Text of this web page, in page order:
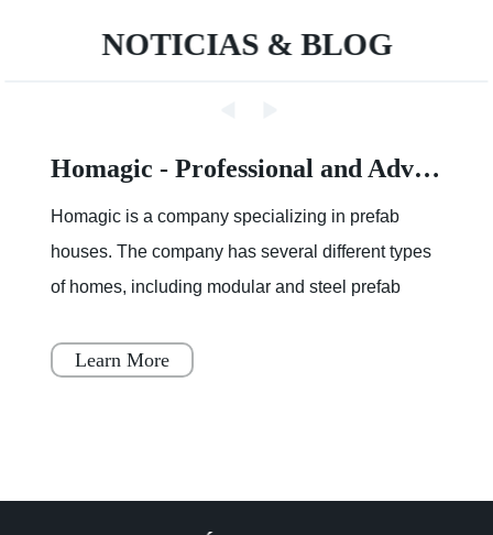
NOTICIAS & BLOG
Homagic - Professional and Advanced Integrated Prefab Construction
Homagic is a company specializing in prefab
houses. The company has several different types
of homes, including modular and steel prefab
simple, fast, and flex
Learn More